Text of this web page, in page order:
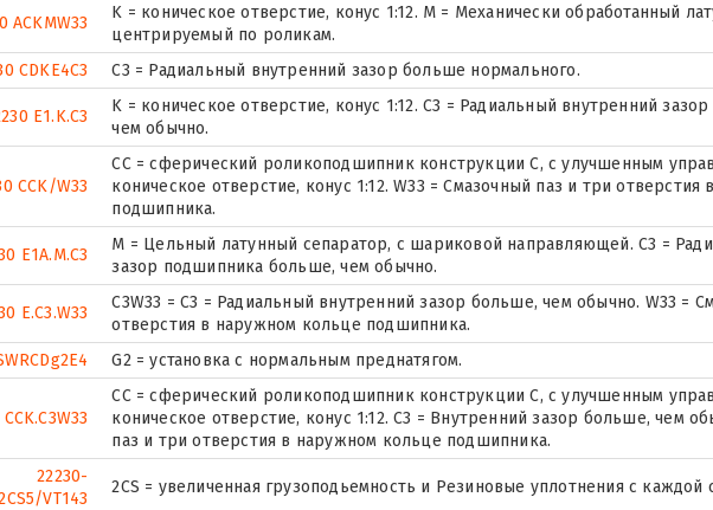
ACKMW33
K = коническое отверстие, конус 1:12. М = Механически обработанный
центрируемый по роликам.
CDKE4C3
C3 = Радиальный внутренний зазор больше нормального.
E1.K.C3
K = коническое отверстие, конус 1:12. C3 = Радиальный внутренний
чем обычно.
CCK/W33
CC = сферический роликоподшипник конструкции C, с улучшенным
коническое отверстие, конус 1:12. W33 = Смазочный паз и три
подшипника.
E1A.M.C3
M = Цельный латунный сепаратор, с шариковой направляющей. C3 =
зазор подшипника больше, чем обычно.
E.C3.W33
C3W33 = C3 = Радиальный внутренний зазор больше, чем обычно. W33 =
отверстия в наружном кольце подшипника.
G2 = установка с нормальным преднатягом.
CC = сферический роликоподшипник конструкции C, с улучшенным
коническое отверстие, конус 1:12. C3 = Внутренний зазор больше, чем
паз и три отверстия в наружном кольце подшипника.
22230-
VT143
2CS = увеличенная грузоподьемность и Резиновые уплотнения с